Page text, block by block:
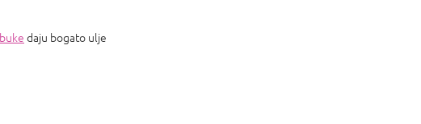
daju bogato ulje